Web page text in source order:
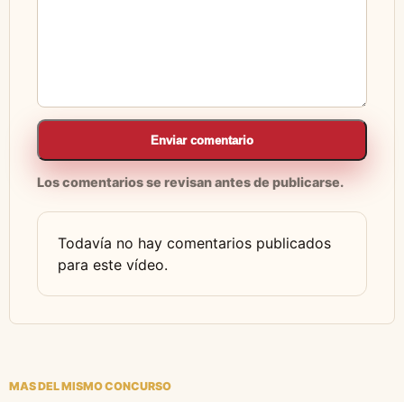
Enviar comentario
Los comentarios se revisan antes de publicarse.
Todavía no hay comentarios publicados
para este vídeo.
MAS DEL MISMO CONCURSO